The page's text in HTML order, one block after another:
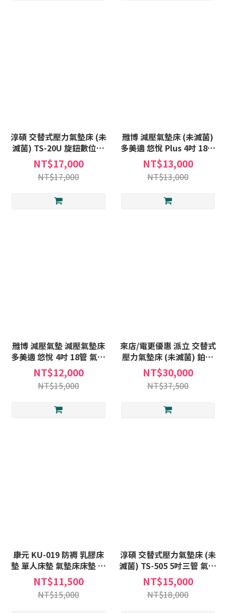
淳碩 交替式壓力氣墊床 (未
滅菌) TS-20U 旋鈕數位型
4.5吋 三管 氣墊床 B款補助
贈:床包X1+中單X1
NT$17,000
NT$17,000
雃博 減壓氣墊床 (未滅菌)
多美適 悠悅 Plus 4吋 18管
氣墊床補助A款 B款 身障補
助 贈:床包X1+中單X1
NT$13,000
NT$13,000
雃博 減壓氣墊 減壓氣墊床
多美適 悠悅 4吋 18管 氣墊
床補助A款 B款 身障補助
贈:床包X1+中單X1
NT$12,000
NT$15,000
來店/電更優惠 派立 交替式
壓力氣墊床 (未滅菌) 鉑金
8585 5吋24管 日形 方管 長
照B款 身障進階款 贈:床包
X1+中單X1
NT$30,000
NT$37,500
康元 KU-019 防褥 乳膠床
墊 單人床墊 氣墊床床墊 床
墊
NT$11,500
NT$15,000
淳碩 交替式壓力氣墊床 (未
滅菌) TS-505 5吋三管 氣墊
床B款補助 贈:床包X1+中單
X1 TS505
NT$15,000
NT$18,000